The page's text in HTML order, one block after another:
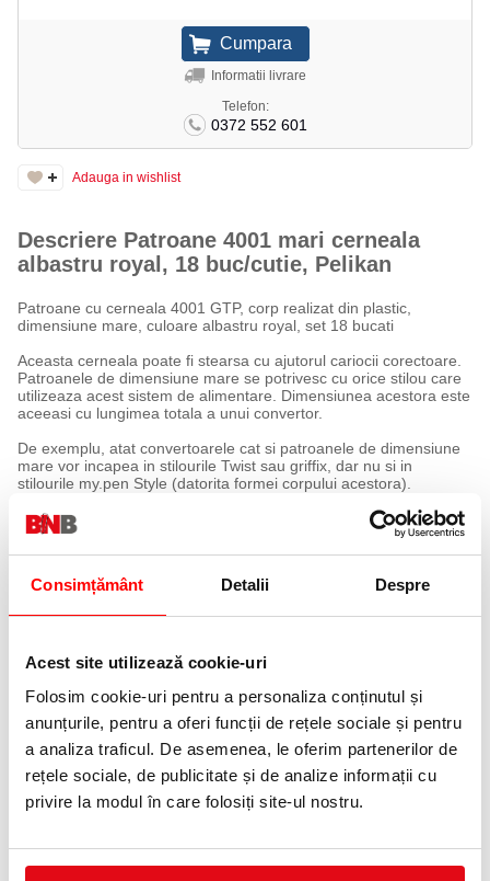
Consimțământ Detalii Despre
Acest site utilizează cookie-uri
Folosim cookie-uri pentru a personaliza conținutul și
anunțurile, pentru a oferi funcții de rețele sociale și pentru
a analiza traficul. De asemenea, le oferim partenerilor de
rețele sociale, de publicitate și de analize informații cu
privire la modul în care folosiți site-ul nostru.
Informatii livrare
Telefon:
0372 552 601
Adauga in wishlist
Descriere Patroane 4001 mari cerneala
albastru royal, 18 buc/cutie, Pelikan
Patroane cu cerneala 4001 GTP, corp realizat din plastic,
dimensiune mare, culoare albastru royal, set 18 bucati
Aceasta cerneala poate fi stearsa cu ajutorul cariocii corectoare.
Patroanele de dimensiune mare se potrivesc cu orice stilou care
utilizeaza acest sistem de alimentare. Dimensiunea acestora este
aceeasi cu lungimea totala a unui convertor.
De exemplu, atat convertoarele cat si patroanele de dimensiune
mare vor incapea in stilourile Twist sau griffix, dar nu si in
stilourile my.pen Style (datorita formei corpului acestora).
Cernelurile 4001 de la Pelikan se numara printre primele produse
ce au adus brandului faima si renume la nivel mondial, fiind in
acelasi timp un produs constant al companiei, inca de la
XIX, cerneala 4001 a fost un prieten de nadejde pentru generatii
luminoase, vibrante.
Caracteristici:
Set 18 bucati
Dimensiune mare – echivalenta cu lungimea unui convertor
Compatibile cu stilourile Twist si griffix
Nu sunt compatibile cu stilourile my.pen Style
Corp realizat din plastic
Specificatii